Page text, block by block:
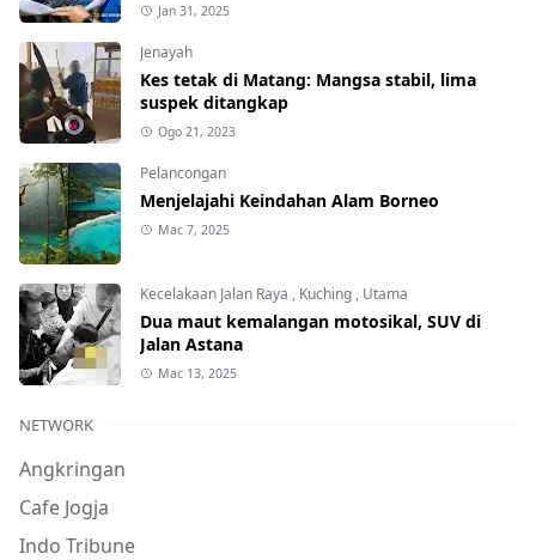
Jan 31, 2025
Jenayah
Kes tetak di Matang: Mangsa stabil, lima
suspek ditangkap
Ogo 21, 2023
Pelancongan
Menjelajahi Keindahan Alam Borneo
Mac 7, 2025
Kecelakaan Jalan Raya , Kuching , Utama
Dua maut kemalangan motosikal, SUV di
Jalan Astana
Mac 13, 2025
NETWORK
Angkringan
Cafe Jogja
Indo Tribune